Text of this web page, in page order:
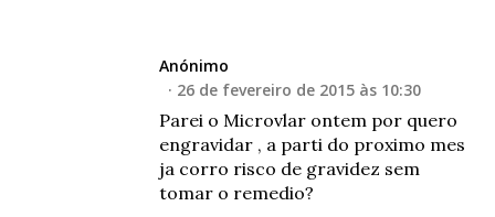
Anónimo
26 de fevereiro de 2015 às 10:30
Parei o Microvlar ontem por quero
engravidar , a parti do proximo mes
ja corro risco de gravidez sem
tomar o remedio?